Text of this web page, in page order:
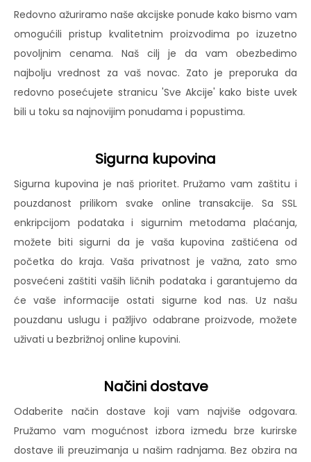
Redovno ažuriramo naše akcijske ponude kako bismo vam
omogućili pristup kvalitetnim proizvodima po izuzetno
povoljnim cenama. Naš cilj je da vam obezbedimo
najbolju vrednost za vaš novac. Zato je preporuka da
redovno posećujete stranicu 'Sve Akcije' kako biste uvek
bili u toku sa najnovijim ponudama i popustima.
Sigurna kupovina
Sigurna kupovina je naš prioritet. Pružamo vam zaštitu i
pouzdanost prilikom svake online transakcije. Sa SSL
enkripcijom podataka i sigurnim metodama plaćanja,
možete biti sigurni da je vaša kupovina zaštićena od
početka do kraja. Vaša privatnost je važna, zato smo
posvećeni zaštiti vaših ličnih podataka i garantujemo da
će vaše informacije ostati sigurne kod nas. Uz našu
pouzdanu uslugu i pažljivo odabrane proizvode, možete
uživati u bezbrižnoj online kupovini.
Načini dostave
Odaberite način dostave koji vam najviše odgovara.
Pružamo vam mogućnost izbora između brze kurirske
dostave ili preuzimanja u našim radnjama. Bez obzira na